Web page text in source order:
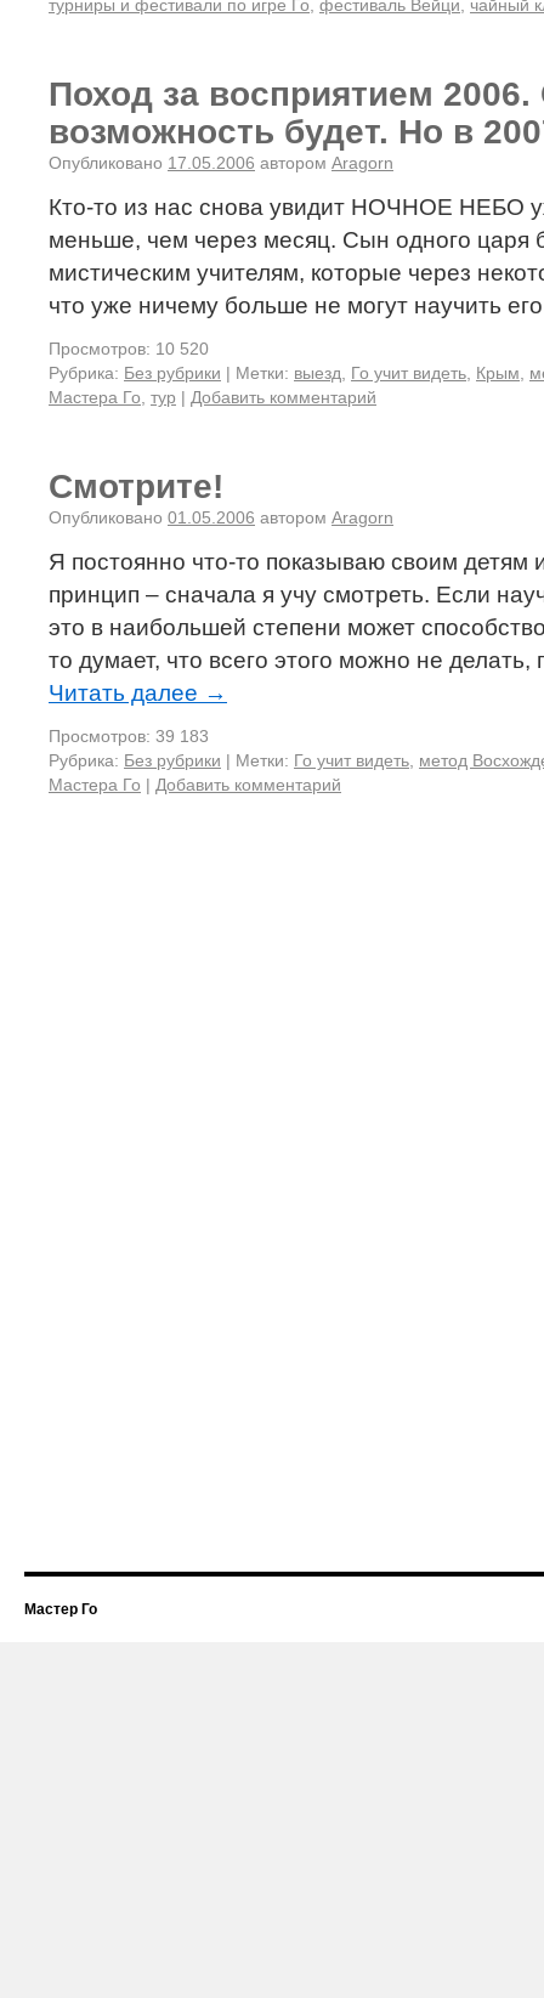
турниры и фестивали по игре Го фестиваль Вейци чайный
Поход за восприятием
возможность будет. Но в
Опубликовано 17.05.2006 автором Aragorn
Кто-то из нас снова увидит НОЧНОЕ НЕБО
меньше, чем через месяц. Сын одного царя
мистическим учителям, которые через
что уже ничему больше не могут научить
Просмотров: 10 520
Рубрика: Без рубрики | Метки: выезд Го учит видеть Крым
Мастера Го тур | Добавить комментарий
Смотрите!
Опубликовано 01.05.2006 автором Aragorn
Я постоянно что-то показываю своим детям
принцип – сначала я учу смотреть. Если
это в наибольшей степени может
то думает, что всего этого можно не
Читать далее →
Просмотров: 39 183
Рубрика: Без рубрики | Метки: Го учит видеть метод
Мастера Го | Добавить комментарий
Мастер Го